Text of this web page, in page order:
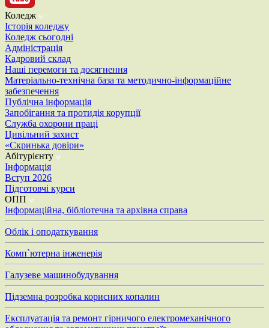
Коледж
Історія коледжу
Коледж сьогодні
Адміністрація
Кадровий склад
Наші перемоги та досягнення
Матеріально-технічна база та методично-інформаційне
забезпечення
Публічна інформація
Запобігання та протидія корупції
Служба охорони праці
Цивільний захист
«Скринька довіри»
Абітурієнту
Інформація
Вступ 2026
Підготовчі курси
ОПП
Інформаційна, бібліотечна та архівна справа
Облік і оподаткування
Комп`ютерна інженерія
Галузеве машинобудування
Підземна розробка корисних копалин
Експлуатація та ремонт гірничого електромеханічного